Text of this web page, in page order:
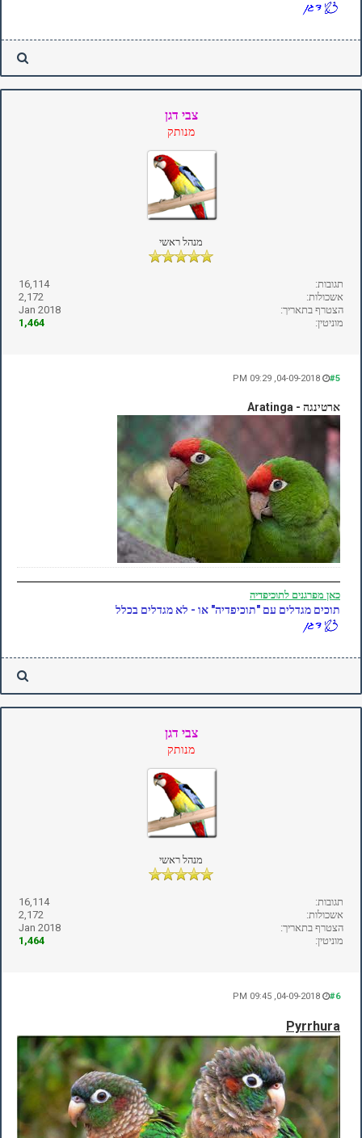
צבי דגן
מנותק
מנהל ראשי
תגובות:
16,114
אשכולות:
2,172
הצטרף בתאריך:
Jan 2018
מוניטין:
1,464
#5
ארטינגה - Aratinga
כאן מפרגנים לתוכיפדיה
תוכים מגדלים עם "תוכיפדיה" או - לא מגדלים בכלל
צבי דגן
מנותק
מנהל ראשי
תגובות:
16,114
אשכולות:
2,172
הצטרף בתאריך:
Jan 2018
מוניטין:
1,464
#6
Pyrrhura